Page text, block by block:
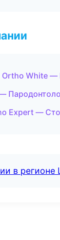
Ortho White
Expert —
в